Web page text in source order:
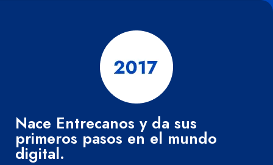
Nace Entrecanos y da sus
primeros pasos en el mundo
digital.